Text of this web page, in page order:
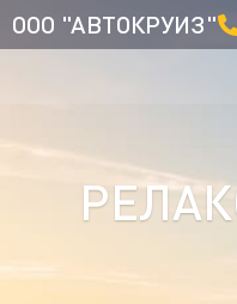
ООО "АВТОКРУИЗ"